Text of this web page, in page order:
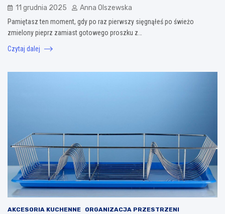
11 grudnia 2025 Anna Olszewska
Pamiętasz ten moment, gdy po raz pierwszy sięgnąłeś po świeżo
zmielony pieprz zamiast gotowego proszku z…
Czytaj dalej
AKCESORIA KUCHENNE
ORGANIZACJA PRZESTRZENI